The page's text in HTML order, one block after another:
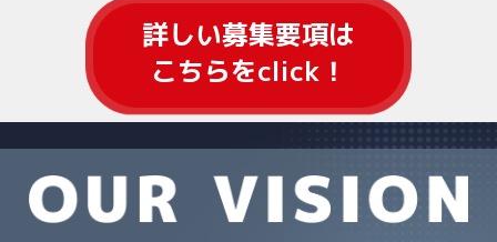
詳しい募集要項は
こちらをclick！